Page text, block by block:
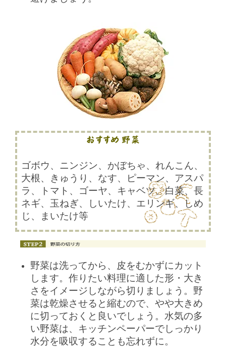
ゴボウ、ニンジン、かぼちゃ、れんこん、
大根、きゅうり、なす、ピーマン、アスパ
ラ、トマト、ゴーヤ、キャベツ、白菜、長
ネギ、玉ねぎ、しいたけ、エリンギ、しめ
じ、まいたけ等
野菜は洗ってから、皮をむかずにカット
します。作りたい料理に適した形・大き
さをイメージしながら切りましょう。野
菜は乾燥させると縮むので、やや大きめ
に切っておくと良いでしょう。水気の多
い野菜は、キッチンペーパーでしっかり
水分を吸収することも忘れずに。